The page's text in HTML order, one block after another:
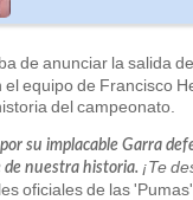
de anunciar la salida de
equipo de Francisco
del campeonato.
su implacable Garra
de nuestra historia. ¡Te
oficiales de las 'Pumas'.